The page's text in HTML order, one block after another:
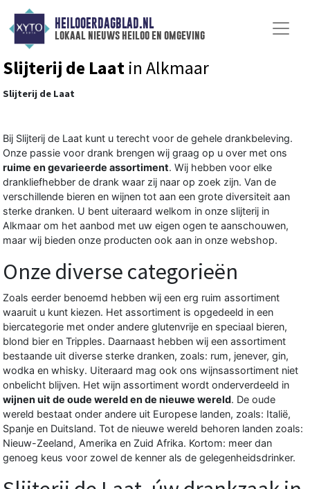
HEILOOERDAGBLAD.NL
lokaal nieuws heiloo en omgeving
Slijterij de Laat in Alkmaar
Slijterij de Laat
Bij Slijterij de Laat kunt u terecht voor de gehele drankbeleving.
Onze passie voor drank brengen wij graag op u over met ons
ruime en gevarieerde assortiment. Wij hebben voor elke
drankliefhebber de drank waar zij naar op zoek zijn. Van de
verschillende bieren en wijnen tot aan een grote diversiteit aan
sterke dranken. U bent uiteraard welkom in onze slijterij in
Alkmaar om het aanbod met uw eigen ogen te aanschouwen,
maar wij bieden onze producten ook aan in onze webshop.
Onze diverse categorieën
Zoals eerder benoemd hebben wij een erg ruim assortiment
waaruit u kunt kiezen. Het assortiment is opgedeeld in een
biercategorie met onder andere glutenvrije en speciaal bieren,
blond bier en Tripples. Daarnaast hebben wij een assortiment
bestaande uit diverse sterke dranken, zoals: rum, jenever, gin,
wodka en whisky. Uiteraard mag ook ons wijnsassortiment niet
onbelicht blijven. Het wijn assortiment wordt onderverdeeld in
wijnen uit de oude wereld en de nieuwe wereld. De oude
wereld bestaat onder andere uit Europese landen, zoals: Italië,
Spanje en Duitsland. Tot de nieuwe wereld behoren landen zoals:
Nieuw-Zeeland, Amerika en Zuid Afrika. Kortom: meer dan
genoeg keus voor zowel de kenner als de gelegenheidsdrinker.